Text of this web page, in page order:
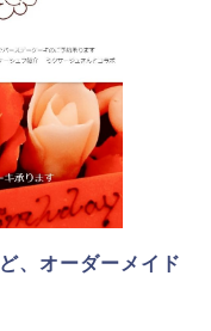
、オーダーメイド